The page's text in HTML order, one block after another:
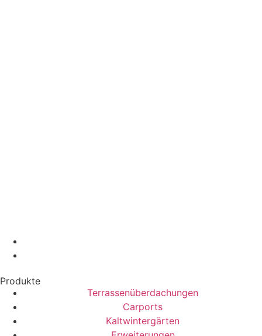
Produkte
Terrassenüberdachungen
Carports
Kaltwintergärten